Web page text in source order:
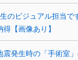
のビジュアル担当
【画像あり】
震発生時の「手術室